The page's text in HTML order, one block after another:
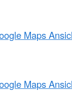
Maps
Maps